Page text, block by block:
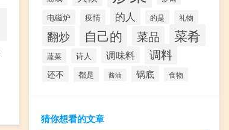
电磁炉 疫情 的人 的是 礼物
翻炒 自己的 菜品 菜肴
蔬菜 诗人 调味料 调料
还不 都是 酱油 锅底 食物
猜你想看的文章